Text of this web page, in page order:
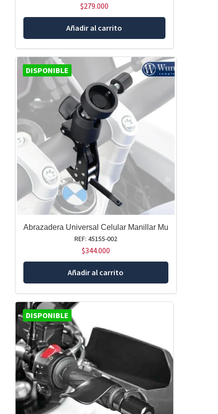
$279.000
Añadir al carrito
DISPONIBLE
Abrazadera Universal Celular Manillar Mu
REF: 45155-002
$344.000
Añadir al carrito
DISPONIBLE